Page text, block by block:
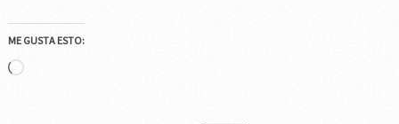
ME GUSTA ESTO:
Cargando...